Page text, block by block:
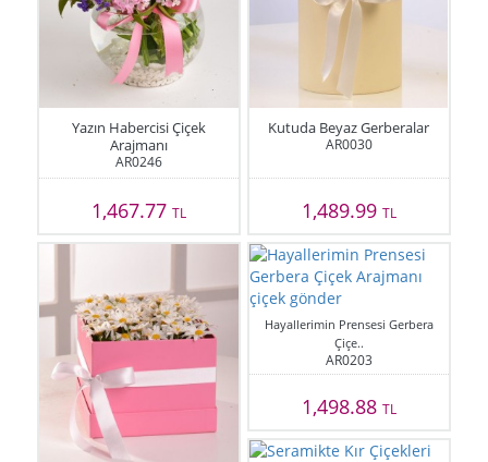
Yazın Habercisi Çiçek
Arajmanı
AR0246
1,467.77TL
Kutuda Beyaz Gerberalar
AR0030
1,489.99 TL
Hayallerimin Prensesi Gerbera
Çiçe..
AR0203
1,498.88 TL